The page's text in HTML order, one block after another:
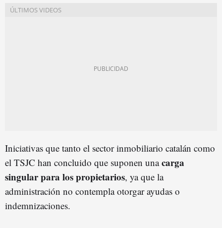
Iniciativas que tanto el sector inmobiliario catalán como
el TSJC han concluido que suponen unacarga
singular para los propietarios, ya que la
administración no contempla otorgar ayudas o
indemnizaciones.